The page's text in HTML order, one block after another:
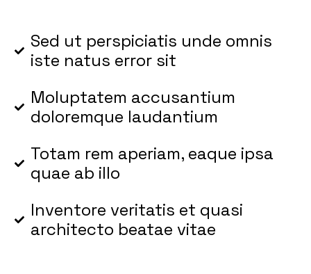
Sed ut perspiciatis unde omnis
iste natus error sit
Moluptatem accusantium
doloremque laudantium
Totam rem aperiam, eaque ipsa
quae ab illo
Inventore veritatis et quasi
architecto beatae vitae